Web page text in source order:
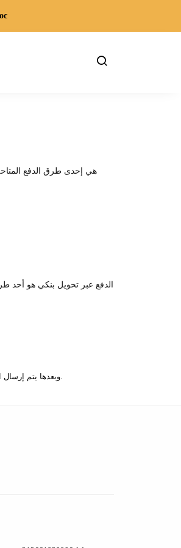
الدفع عبر تحويل بنكي هو أحد